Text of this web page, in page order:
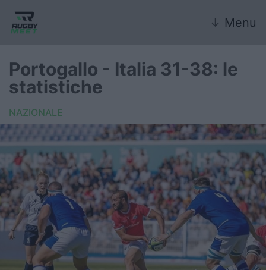
↓ Menu
Nazionali giovanili
Rugby Sevens
FIR
Internazionale
6 Nazioni
United Rugby Championship
Portogallo - Italia 31-38: le
statistiche
NAZIONALE